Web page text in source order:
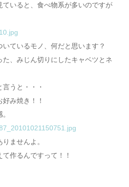
ていると、食べ物系が多いのですが
ているモノ、何だと思います？
、みじん切りにしたキャベツとネ
うと・・・
み焼き！！
ませんよ。
作るんですって！！